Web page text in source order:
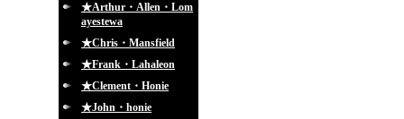
★Arthur・Allen・Lom
ayestewa
★Chris・Mansfield
★Frank・Lahaleon
★Clement・Honie
★John・honie